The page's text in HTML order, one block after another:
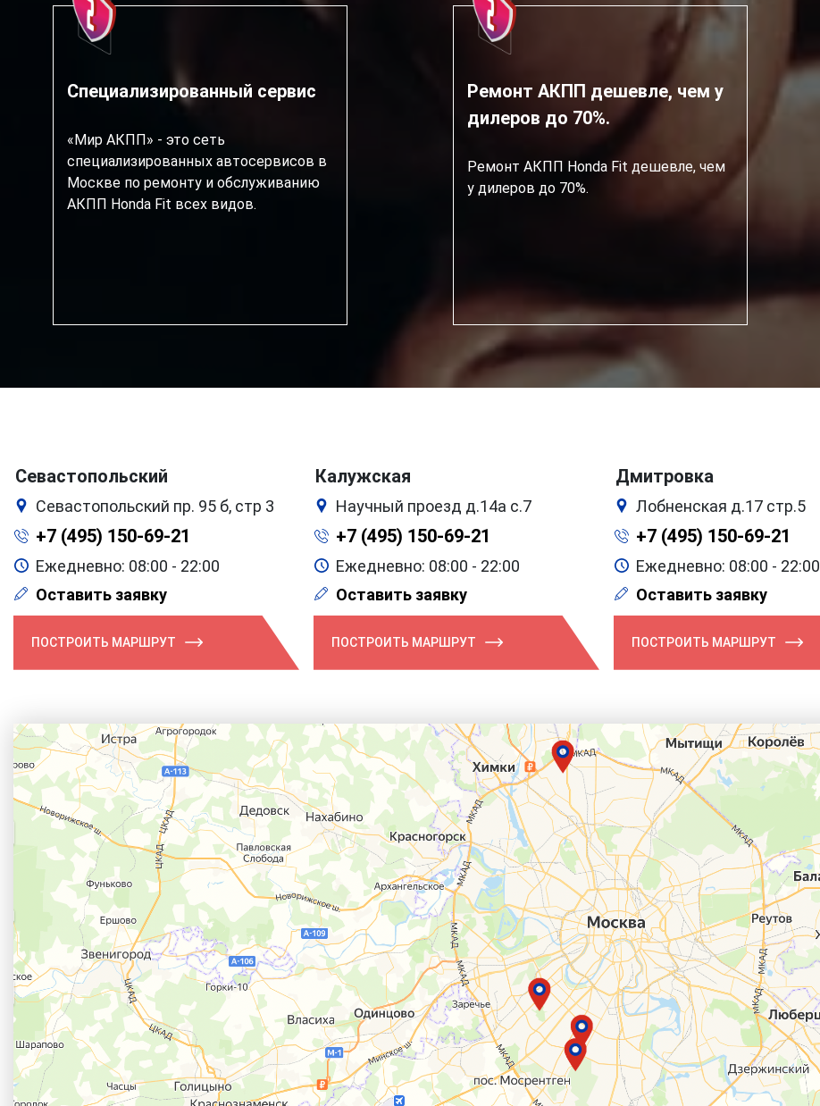
Специализированный сервис
«Мир АКПП» - это сеть
специализированных автосервисов в
Москве по ремонту и обслуживанию
АКПП Honda Fit всех видов.
Ремонт АКПП дешевле, чем у
дилеров до 70%.
Ремонт АКПП Honda Fit дешевле, чем
у дилеров до 70%.
Севастопольский
Севастопольский пр. 95 б, стр 3
+7 (495) 150-69-21
Ежедневно: 08:00 - 22:00
Оставить заявку
ПОСТРОИТЬ МАРШРУТ
Калужская
Научный проезд д.14а с.7
+7 (495) 150-69-21
Ежедневно: 08:00 - 22:00
Оставить заявку
ПОСТРОИТЬ МАРШРУТ
Дмитровка
Лобненская д.17 стр.5
+7 (495) 150-69-21
Ежедневно: 08:00 - 22:00
Оставить заявку
ПОСТРОИТЬ МАРШРУТ